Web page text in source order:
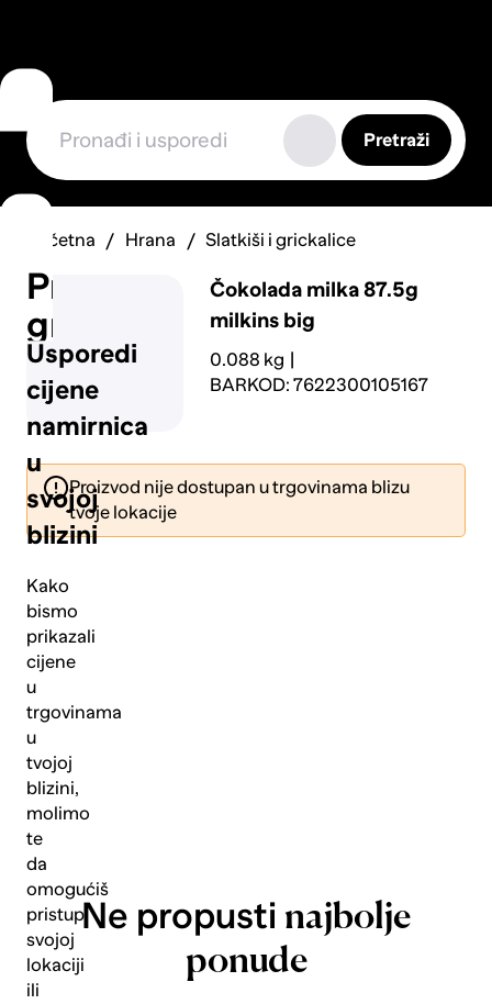
Usporedi
cijene
namirnica
u
svojoj
blizini
Kako
bismo
prikazali
cijene
u
trgovinama
u
tvojoj
blizini,
molimo
te
da
omogućiš
pristup
svojoj
lokaciji
ili
Prijavi
grešku
Pošalji
Pretraži
Početna Hrana Slatkiši i grickalice
Čokolada milka 87.5g
milkins big
0.088 kg
BARKOD: 7622300105167
Proizvod nije dostupan u trgovinama blizu
tvoje lokacije
Ne propusti najbolje
ponude